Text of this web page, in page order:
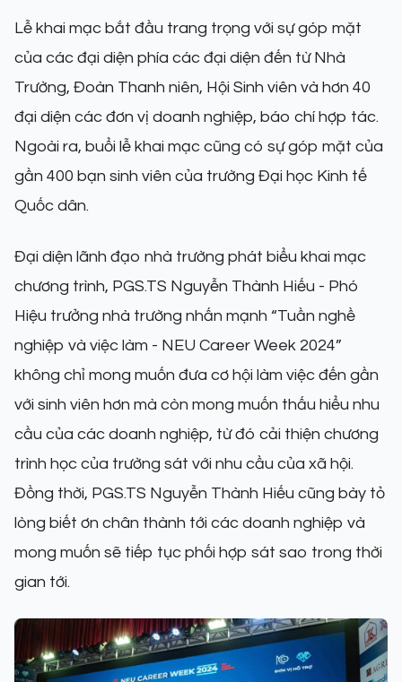
Lễ khai mạc bắt đầu trang trọng với sự góp mặt
của các đại diện phía các đại diện đến từ Nhà
Trường, Đoàn Thanh niên, Hội Sinh viên và hơn 40
đại diện các đơn vị doanh nghiệp, báo chí hợp tác.
Ngoài ra, buổi lễ khai mạc cũng có sự góp mặt của
gần 400 bạn sinh viên của trường Đại học Kinh tế
Quốc dân.
Đại diện lãnh đạo nhà trường phát biểu khai mạc
chương trình, PGS.TS Nguyễn Thành Hiếu - Phó
Hiệu trưởng nhà trường nhấn mạnh “Tuần nghề
nghiệp và việc làm - NEU Career Week 2024”
không chỉ mong muốn đưa cơ hội làm việc đến gần
với sinh viên hơn mà còn mong muốn thấu hiểu nhu
cầu của các doanh nghiệp, từ đó cải thiện chương
trình học của trường sát với nhu cầu của xã hội.
Đồng thời, PGS.TS Nguyễn Thành Hiếu cũng bày tỏ
lòng biết ơn chân thành tới các doanh nghiệp và
mong muốn sẽ tiếp tục phối hợp sát sao trong thời
gian tới.